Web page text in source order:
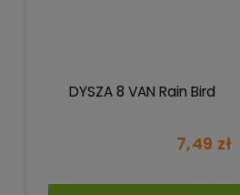
DYSZA 8 VAN Rain Bird
7,49 zł